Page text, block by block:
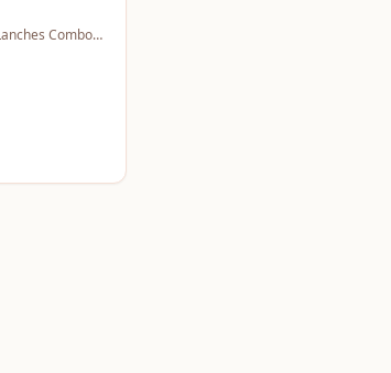
Barraquinhas de Lanches Combo a partir de 4 barracas